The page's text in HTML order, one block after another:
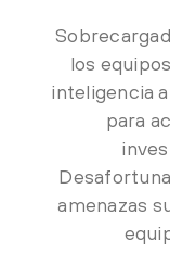
los
inteligencia
para
amenazas